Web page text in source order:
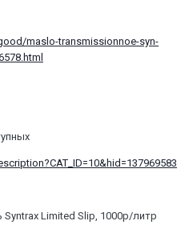
maslo-transmissionnoe-syn-
Limited Slip, 1000р/литр